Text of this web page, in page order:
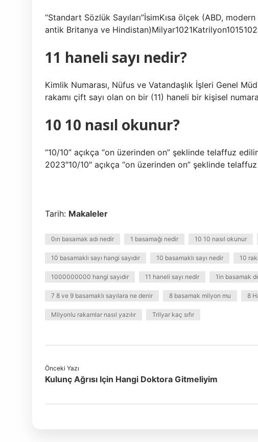
“Standart Sözlük Sayıları”İsimKısa ölçek (ABD,
antik Britanya ve
11 haneli sayı nedir?
Kimlik Numarası, Nüfus ve Vatandaşlık İşleri Genel
rakamı çift sayı olan on bir (11) haneli bir kişisel
10 10 nasıl okunur?
“10/10” açıkça “on üzerinden on” şeklinde telaffuz
2023″10/10″ açıkça “on üzerinden on” şeklinde
Tarih: Makaleler
0ın basamak adı nedir 1 basamağı nedir 10 10 nasıl okunur
10 basamaklı sayı hangi sayıdır 10 basamaklı sayı nedir 10
1000000000 hangi sayıdır 11 haneli sayı nedir 1in basamak
7 8 ve 9 basamaklı sayılara ne denir 8 basamak milyon mu 8
Milyonlu rakamlar nasıl yazılır Trilyar kaç sıfır
Önceki Yazı
Kulunç Ağrısı Için Hangi Doktora Gitmeliyim